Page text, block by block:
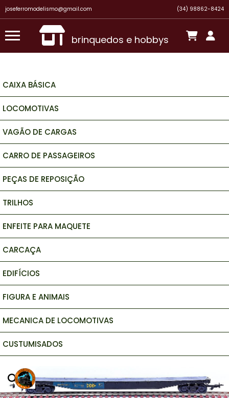
joseferromodelismo@gmail.com (34) 98862-8424
brinquedos e hobbys
CAIXA BÁSICA
LOCOMOTIVAS
VAGÃO DE CARGAS
CARRO DE PASSAGEIROS
PEÇAS DE REPOSIÇÃO
TRILHOS
ENFEITE PARA MAQUETE
CARCAÇA
EDIFÍCIOS
FIGURA E ANIMAIS
MECANICA DE LOCOMOTIVAS
CUSTUMISADOS